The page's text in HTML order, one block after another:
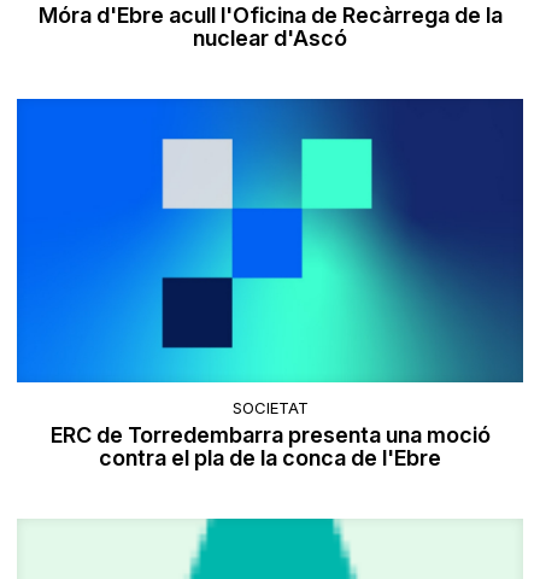
Móra d'Ebre acull l'Oficina de Recàrrega de la
nuclear d'Ascó
SOCIETAT
ERC de Torredembarra presenta una moció
contra el pla de la conca de l'Ebre